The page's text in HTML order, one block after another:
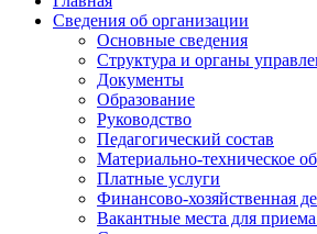
Сведения об организации
Основные сведения
Структура и органы
Документы
Образование
Руководство
Педагогический состав
Материально-техническое
Платные услуги
Финансово-хозяйственная
Вакантные места для